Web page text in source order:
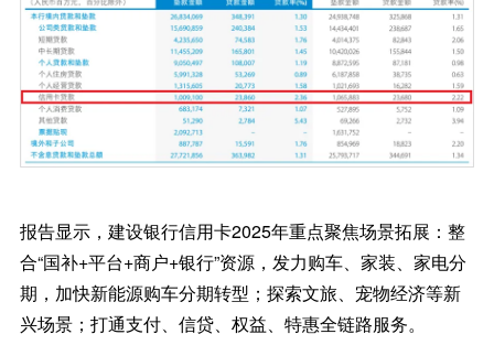
报告显示，建设银行信用卡2025年重点聚焦场景拓展：整
合“国补+平台+商户+银行”资源，发力购车、家装、家电分
期，加快新能源购车分期转型；探索文旅、宠物经济等新
兴场景；打通支付、信贷、权益、特惠全链路服务。